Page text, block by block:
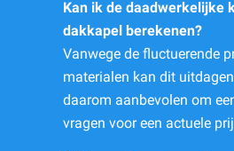
Kan ik de daadwerkelijke
dakkapel berekenen?
Vanwege de fluctuerende
materialen kan dit
daarom aanbevolen om
vragen voor een actuele